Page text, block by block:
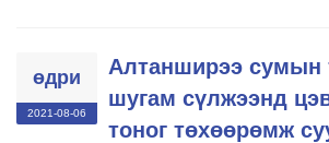
өдри
2021-08-06
Алтанширээ сумын
шугам сүлжээнд
тоног төхөөрөмж